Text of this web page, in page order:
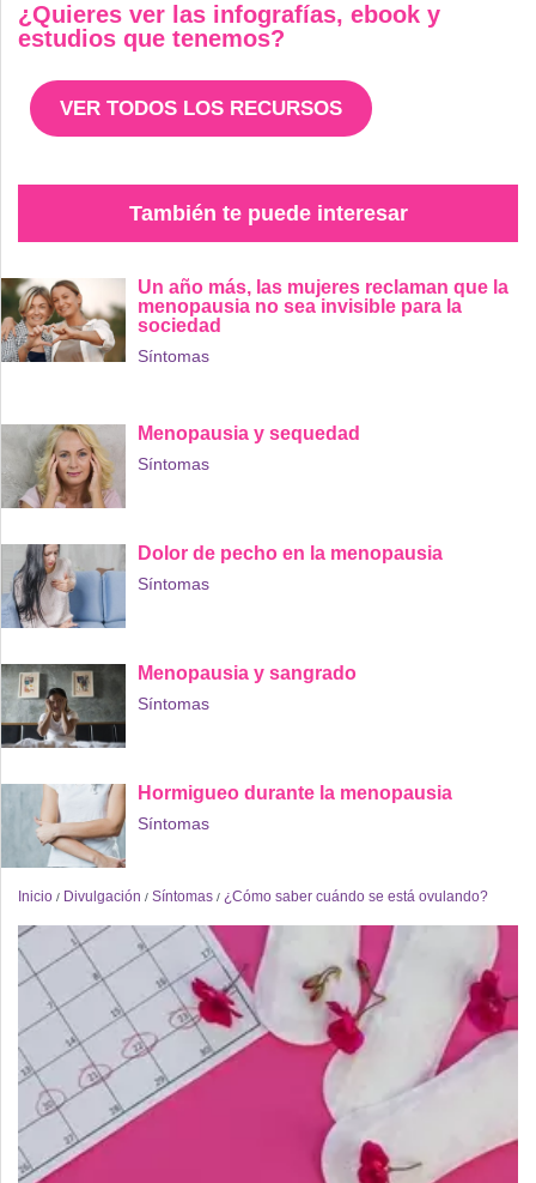
¿Quieres ver las infografías, ebook y
estudios que tenemos?
VER TODOS LOS RECURSOS
También te puede interesar
Un año más, las mujeres reclaman que la
menopausia no sea invisible para la
sociedad
Síntomas
Menopausia y sequedad
Síntomas
Dolor de pecho en la menopausia
Síntomas
Menopausia y sangrado
Síntomas
Hormigueo durante la menopausia
Síntomas
Inicio / Divulgación / Síntomas / ¿Cómo saber cuándo se está ovulando?